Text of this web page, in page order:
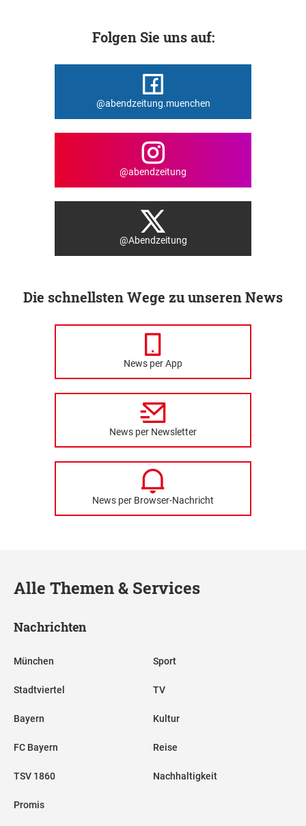
Folgen Sie uns auf:
@abendzeitung.muenchen
@abendzeitung
@Abendzeitung
Die schnellsten Wege zu unseren News
News per App
News per Newsletter
News per Browser-Nachricht
Alle Themen & Services
Nachrichten
München
Stadtviertel
Bayern
FC Bayern
TSV 1860
Promis
Sport
TV
Kultur
Reise
Nachhaltigkeit